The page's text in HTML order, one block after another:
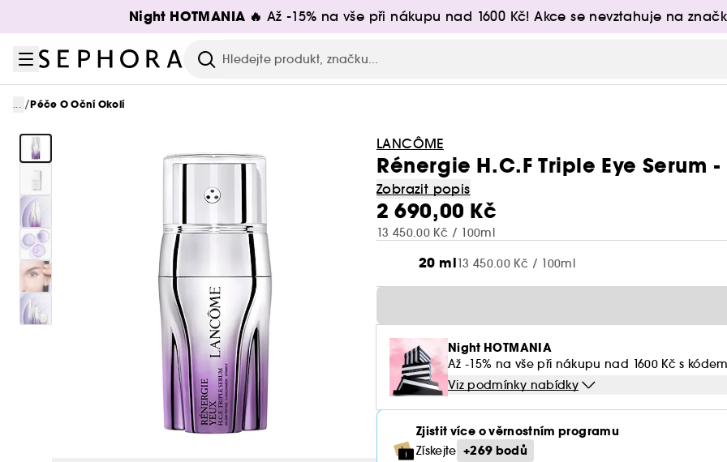
Přejít na hlavní obsah
Night HOTMANIA 🔥 Až -15% na vše při nákupu nad 1600 Kč! Akce se nevztahuje na
Hledat
... /Péče O Oční Okolí
LANCÔME
Rénergie H.C.F Triple Eye Serum
Zobrazit popis
2 690,00 Kč
13 450.00 Kč / 100ml
20 ml13 450.00 Kč / 100ml
Night HOTMANIA
Až -15% na vše při nákupu nad 1600 Kč s kódem
Viz podmínky nabídky
Zjistit více o věrnostním programu
Získejte +269 bodů